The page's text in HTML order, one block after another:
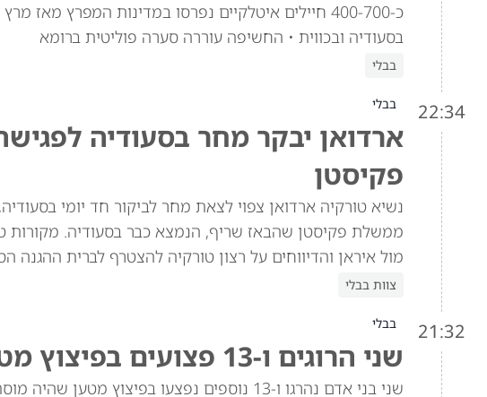
כ-400-700 חיילים איטלקיים נפרסו במדינות המפרץ
בסעודיה ובכווית • החשיפה עוררה סערה פוליטית ברומא
בבלי
22:34 בבלי
ארדואן יבקר מחר בסעודיה
פקיסטן
נשיא טורקיה ארדואן צפוי לצאת מחר לביקור חד יומי
ממשלת פקיסטן שהבאז שריף, הנמצא כבר בסעודיה. מקורות
מול איראן והדיווחים על רצון טורקיה להצטרף לברית ההגנה
צוות בבלי
21:32 בבלי
שני הרוגים ו-13 פצועים בפיצוץ מטען ברכב באזור הדרוזי בסוריה
שני בני אדם נהרגו ו-13 נוספים נפצעו בפיצוץ מטען שהיה מוסתר ברכב בג'רמאנא, האזור הדרוזי בפרברי דמשק שבסוריה.